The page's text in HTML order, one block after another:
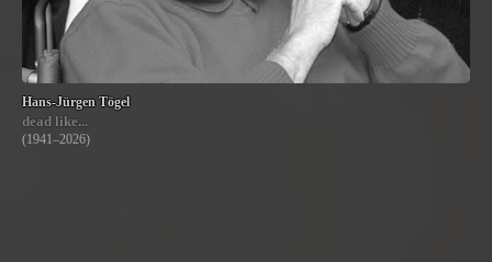
Hans-Jürgen Tögel
dead like...
(1941–2026)